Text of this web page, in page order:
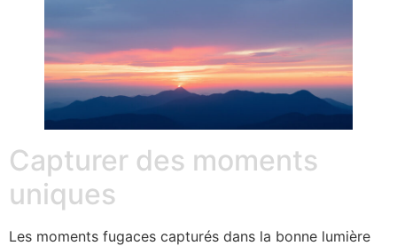
Capturer des moments
uniques
Les moments fugaces capturés dans la bonne lumière